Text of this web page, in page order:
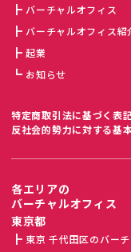
バーチャルオフィス
バーチャルオフィス紹
起業
お知らせ
特定商取引法に基づく表
反社会的勢力に対する基
各エリアの
バーチャルオフィス
東京都
東京 千代田区のバー